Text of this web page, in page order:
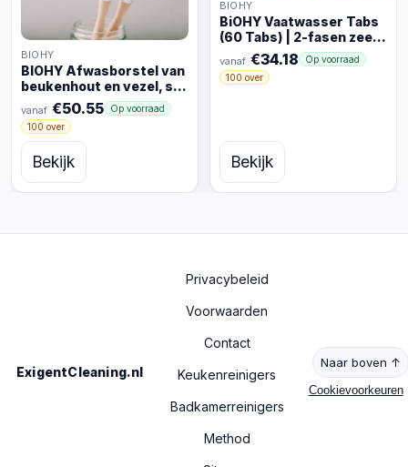
BIOHY
BIOHY Afwasborstel van
beukenhout en vezel, set
van 6, hoogwaardige
houten borstel voor het
afspoelen en reinigen
van servies,
keukenborstel met
verwisselbare koppen,
Made in Germany, 100%
vanaf €50.55
Op voorraad
100 over
Bekijk
BIOHY
BiOHY Vaatwasser Tabs
(60 Tabs) | 2-fasen zeer
effectieve
vaatwasserreiniger |
Vaatwastabletten voor
vanaf €34.18
Op voorraad
100 over
Bekijk
ExigentCleaning.nl
Privacybeleid
Voorwaarden
Contact
Keukenreinigers
Badkamerreinigers
Method
Naar boven ↑
Cookievoorkeuren